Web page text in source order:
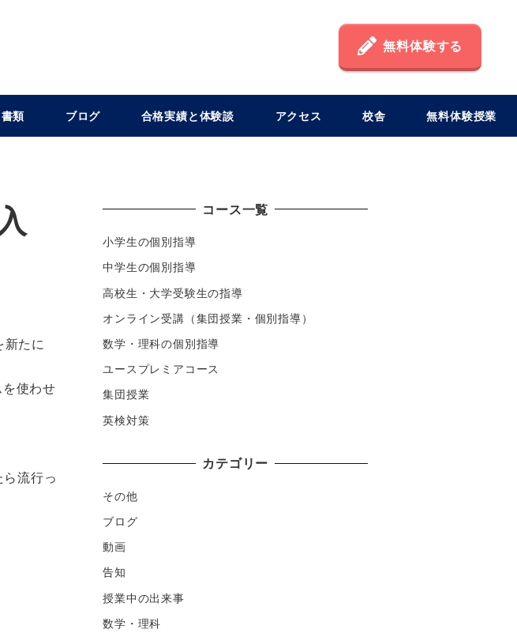
無料体験する
類 ブログ 合格実績と体験談 アクセス 校舎 無料体験授業
新たに
使わせ
流行っ
コース一覧
小学生の個別指導
中学生の個別指導
高校生・大学受験生の指導
オンライン受講（集団授業・個別指導）
数学・理科の個別指導
ユースプレミアコース
集団授業
英検対策
カテゴリー
その他
ブログ
動画
告知
授業中の出来事
数学・理科